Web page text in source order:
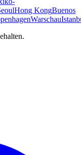
Hong KongBuenos
Warschau